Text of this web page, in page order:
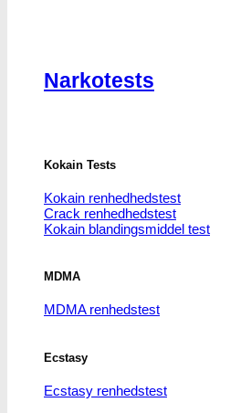
Narkotests
Kokain Tests
Kokain renhedhedstest
Crack renhedhedstest
Kokain blandingsmiddel test
MDMA
MDMA renhedstest
Ecstasy
Ecstasy renhedstest